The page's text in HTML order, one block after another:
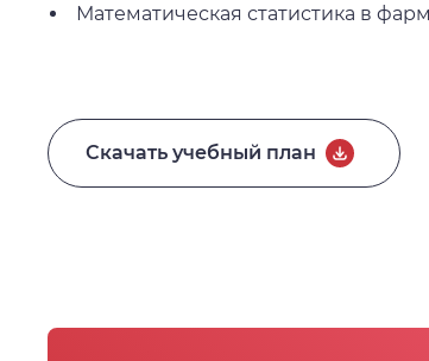
Математическая статистика в
Скачать учебный план